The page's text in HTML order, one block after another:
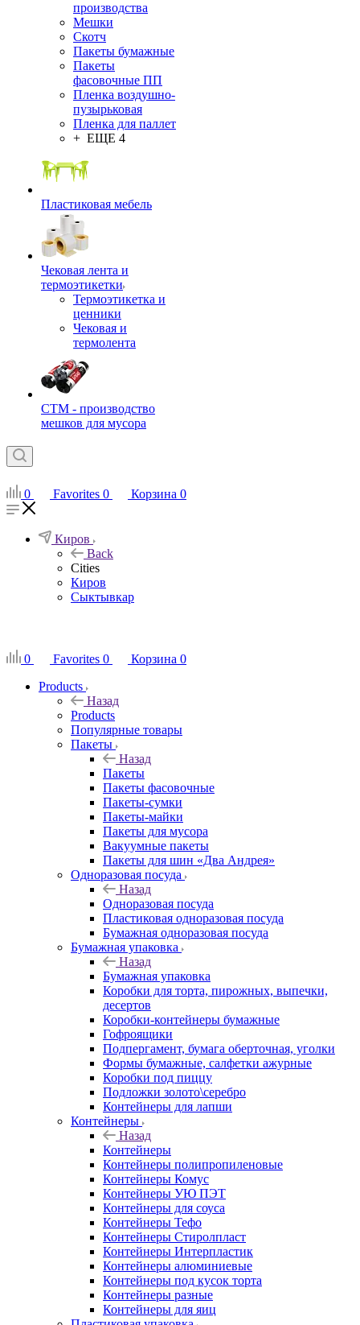
производства
Мешки
Скотч
Пакеты бумажные
Пакеты
фасовочные ПП
Пленка воздушно-
пузырьковая
Пленка для паллет
+ ЕЩЕ 4
Пластиковая мебель
Чековая лента и
термоэтикетки
Термоэтикетка и
ценники
Чековая и
термолента
СТМ - производство
мешков для мусора
0 Favorites 0 Корзина 0
Киров
Back
Cities
Киров
Сыктывкар
0
Favorites 0 Корзина 0
Products
Назад
Products
Популярные товары
Пакеты
Назад
Пакеты
Пакеты фасовочные
Пакеты-сумки
Пакеты-майки
Пакеты для мусора
Вакуумные пакеты
Пакеты для шин «Два Андрея»
Одноразовая посуда
Назад
Одноразовая посуда
Пластиковая одноразовая посуда
Бумажная одноразовая посуда
Бумажная упаковка
Назад
Бумажная упаковка
Коробки для торта, пирожных, выпечки,
десертов
Коробки-контейнеры бумажные
Гофроящики
Подпергамент, бумага оберточная, уголки
Формы бумажные, салфетки ажурные
Коробки под пиццу
Подложки золото\серебро
Контейнеры для лапши
Контейнеры
Назад
Контейнеры
Контейнеры полипропиленовые
Контейнеры Комус
Контейнеры УЮ ПЭТ
Контейнеры для соуса
Контейнеры Тефо
Контейнеры Стиролпласт
Контейнеры Интерпластик
Контейнеры алюминиевые
Контейнеры под кусок торта
Контейнеры разные
Контейнеры для яиц